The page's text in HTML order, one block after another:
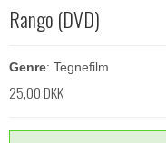
Rango (DVD)
Genre: Tegnefilm
25,00 DKK